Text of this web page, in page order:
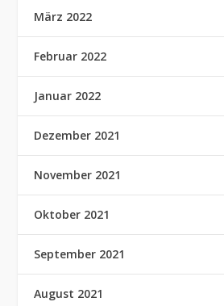
März 2022
Februar 2022
Januar 2022
Dezember 2021
November 2021
Oktober 2021
September 2021
August 2021